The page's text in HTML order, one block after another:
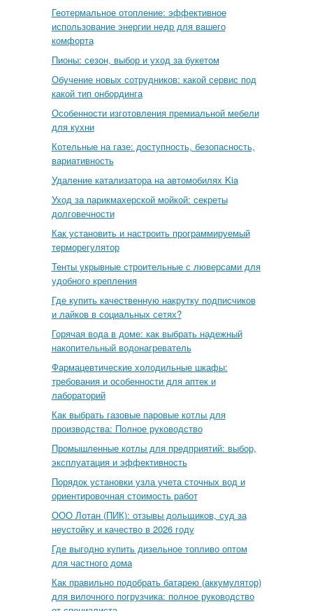
Геотермальное отопление: эффективное
использование энергии недр для вашего
комфорта
Пионы: сезон, выбор и уход за букетом
Обучение новых сотрудников: какой сервис под
какой тип онбординга
Особенности изготовления премиальной мебели
для кухни
Котельные на газе: доступность, безопасность,
вариативность
Удаление катализатора на автомобилях Kia
Уход за парикмахерской мойкой: секреты
долговечности
Как установить и настроить программируемый
терморегулятор
Тенты укрывные строительные с люверсами для
удобного крепления
Где купить качественную накрутку подписчиков
и лайков в социальных сетях?
Горячая вода в доме: как выбрать надежный
накопительный водонагреватель
Фармацевтические холодильные шкафы:
требования и особенности для аптек и
лабораторий
Как выбрать газовые паровые котлы для
производства: Полное руководство
Промышленные котлы для предприятий: выбор,
эксплуатация и эффективность
Порядок установки узла учета сточных вод и
ориентировочная стоимость работ
ООО Лотан (ПИК): отзывы дольщиков, суд за
неустойку и качество в 2026 году
Где выгодно купить дизельное топливо оптом
для частного дома
Как правильно подобрать батарею (аккумулятор)
для вилочного погрузчика: полное руководство